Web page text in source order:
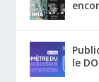
le